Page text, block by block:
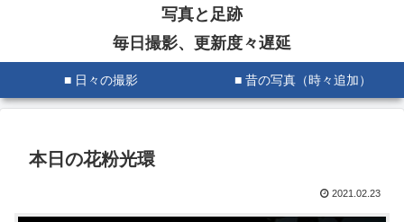
写真と足跡
毎日撮影、更新度々遅延
■ 日々の撮影 ■ 昔の写真（時々追加）
本日の花粉光環
2021.02.23